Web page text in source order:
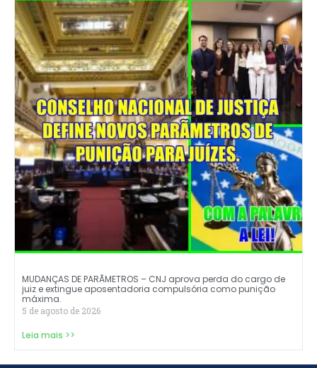
MUDANÇAS DE PARÃMETROS – CNJ aprova perda do cargo de
juiz e extingue aposentadoria compulsória como punição
máxima.
5 de agosto de 2026
Leia mais >>